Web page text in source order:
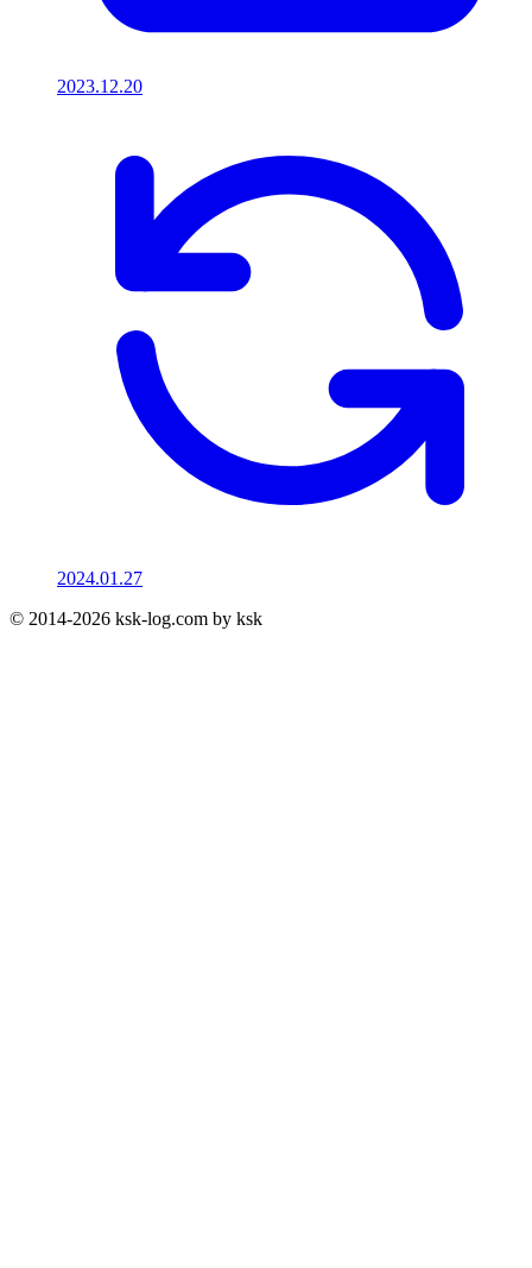
2023.12.20
2024.01.27
© 2014-2026 ksk-log.com by ksk